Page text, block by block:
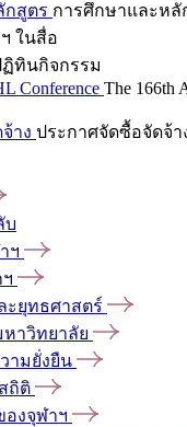
กสูตร การศึกษาและหลั
ในสื่อ
ทินกิจกรรม
Conference The 166th
าง ประกาศจัดซื้อจัดจ้า
บ
ฯ
ะยุทธศาสตร์
าวิทยาลัย
ามยั่งยืน
ถิติ
งจุฬาฯ